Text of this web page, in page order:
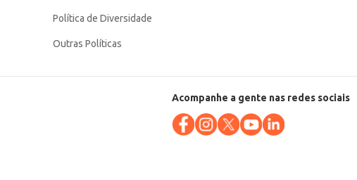
Política de Diversidade
Outras Políticas
Acompanhe a gente nas redes sociais